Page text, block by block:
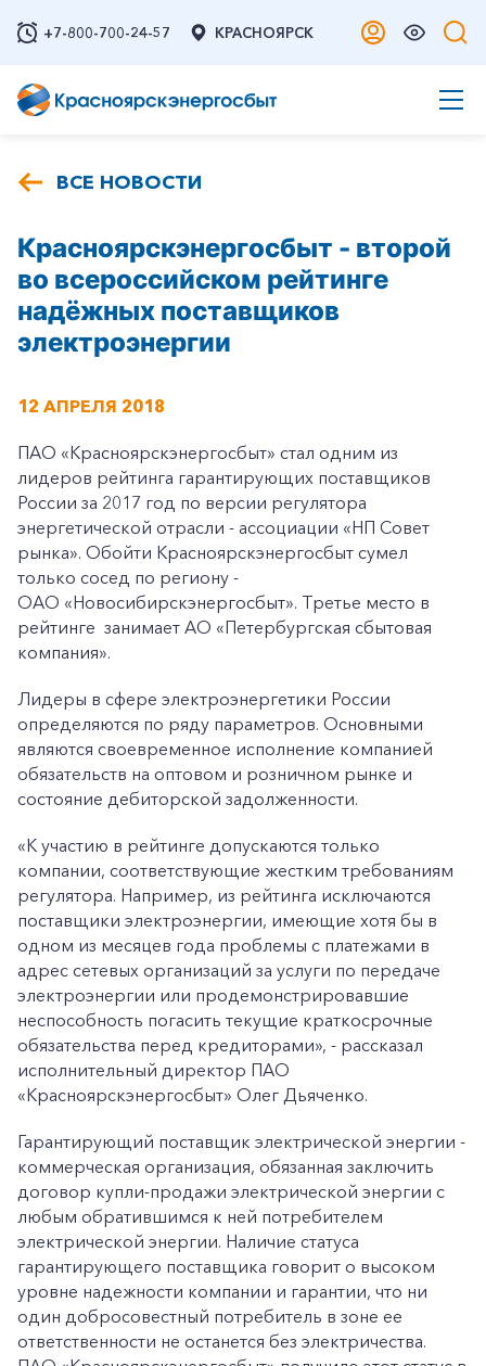
+7-800-700-24-57 КРАСНОЯРСК
ВСЕ НОВОСТИ
Красноярскэнергосбыт - второй
во всероссийском рейтинге
надёжных поставщиков
электроэнергии
12 АПРЕЛЯ 2018
ПАО «Красноярскэнергосбыт» стал одним из
лидеров рейтинга гарантирующих поставщиков
России за 2017 год по версии регулятора
энергетической отрасли - ассоциации «НП Совет
рынка». Обойти Красноярскэнергосбыт сумел
только сосед по региону -
ОАО «Новосибирскэнергосбыт». Третье место в
рейтинге занимает АО «Петербургская сбытовая
компания».
Лидеры в сфере электроэнергетики России
определяются по ряду параметров. Основными
являются своевременное исполнение компанией
обязательств на оптовом и розничном рынке и
состояние дебиторской задолженности.
«К участию в рейтинге допускаются только
компании, соответствующие жестким требованиям
регулятора. Например, из рейтинга исключаются
поставщики электроэнергии, имеющие хотя бы в
одном из месяцев года проблемы с платежами в
адрес сетевых организаций за услуги по передаче
электроэнергии или продемонстрировавшие
неспособность погасить текущие краткосрочные
обязательства перед кредиторами», - рассказал
исполнительный директор ПАО
«Красноярскэнергосбыт» Олег Дьяченко.
Гарантирующий поставщик электрической энергии -
коммерческая организация, обязанная заключить
договор купли-продажи электрической энергии с
любым обратившимся к ней потребителем
электрической энергии. Наличие статуса
гарантирующего поставщика говорит о высоком
уровне надежности компании и гарантии, что ни
один добросовестный потребитель в зоне ее
ответственности не останется без электричества.